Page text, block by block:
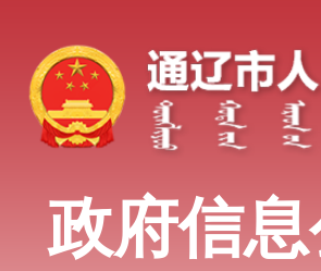
政府信